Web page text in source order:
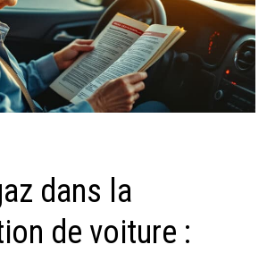
dans la
de voiture :